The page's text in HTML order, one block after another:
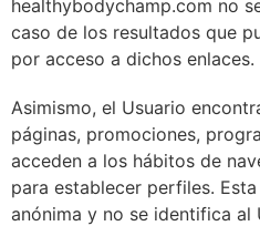
healthybodychamp.com no
caso de los resultados que
por acceso a dichos enlaces.
Asimismo, el Usuario
páginas, promociones,
acceden a los hábitos de
para establecer perfiles.
anónima y no se identifica al